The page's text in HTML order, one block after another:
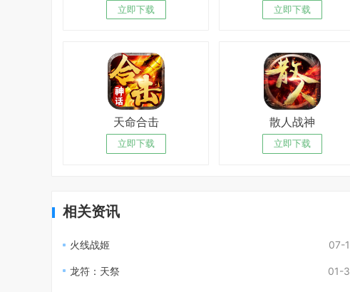
立即下载 立即下载
天命合击
立即下载
散人战神
立即下载
相关资讯
07-
火线战姬
01-
龙符：天祭